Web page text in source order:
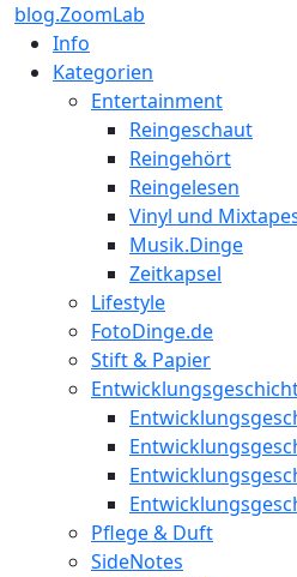
blog.ZoomLab
Info
Kategorien
Entertainment
Reingeschaut
Reingehört
Reingelesen
Vinyl und
Musik.Dinge
Zeitkapsel
Lifestyle
FotoDinge.de
Stift & Papier
Pflege & Duft
SideNotes